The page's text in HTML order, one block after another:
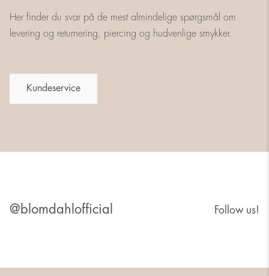
Her finder du svar på de mest almindelige spørgsmål om
levering og returnering, piercing og hudvenlige smykker.
Kundeservice
@blomdahlofficial Follow us!